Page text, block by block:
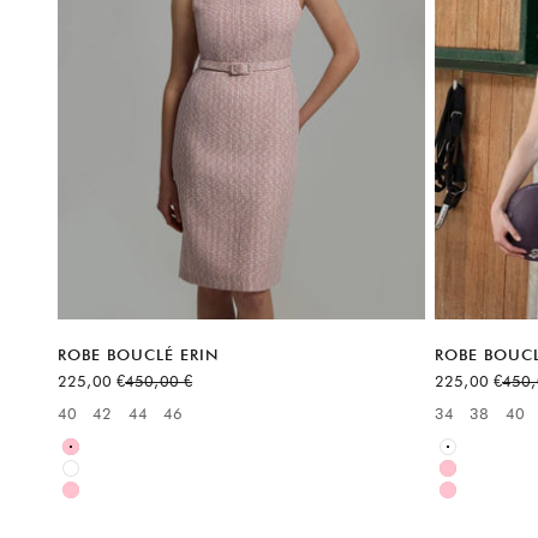
ROBE BOUCLÉ ERIN
Prix de vente
225,00 €Prix normal
450,00 €
Available sizes:
40 42 44 46
Rose
Blanc
Rose
ROBE
Prix de vente
225,00 €Prix
Available sizes:
34 38 40
Blanc
Rose
Rose